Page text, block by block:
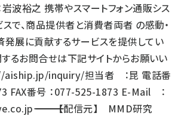
波裕之 携帯やスマートフォン通販シス
で、商品提供者と消費者両者 の感動・
展に貢献するサービスを提供してい
るお問合せは下記サイトからお願いい
inquiry/担当者 ：昆 電話番
FAX番号 ：077-525-1873 E-Mail ：
――――――――――――――――――――――――――――――――――― 【配信元】 MMD研究